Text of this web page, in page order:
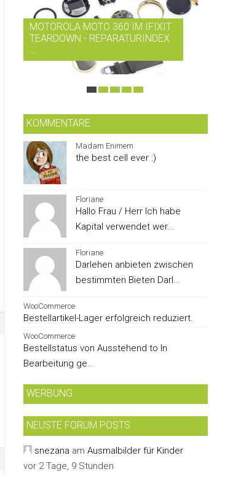
MOTOROLA MOTO 360 IM IFIXIT
TEARDOWN - REPARATURINDEX
...
KOMMENTARE
Madam Enimem
the best cell ever :)
Floriane
Hallo Frau / Herr Ich habe
Kapital verwendet wer...
Floriane
Darlehen anbieten zwischen
bestimmten Bieten Darl...
WooCommerce
Bestellartikel-Lager erfolgreich reduziert.
WooCommerce
Bestellstatus von Ausstehend to In
Bearbeitung ge...
WERBUNG
NEUSTE FORUM POSTS
snezana am Ausmalbilder für Kinder
vor 2 Tage, 9 Stunden